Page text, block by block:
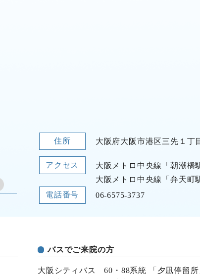
住所 大阪府大阪市港区三先１丁
アクセス
大阪メトロ中央線「朝潮橋
大阪メトロ中央線「弁天町
電話番号
06-6575-3737
バスでご来院の方
大阪シティバス 60・88系統 「夕凪停留所